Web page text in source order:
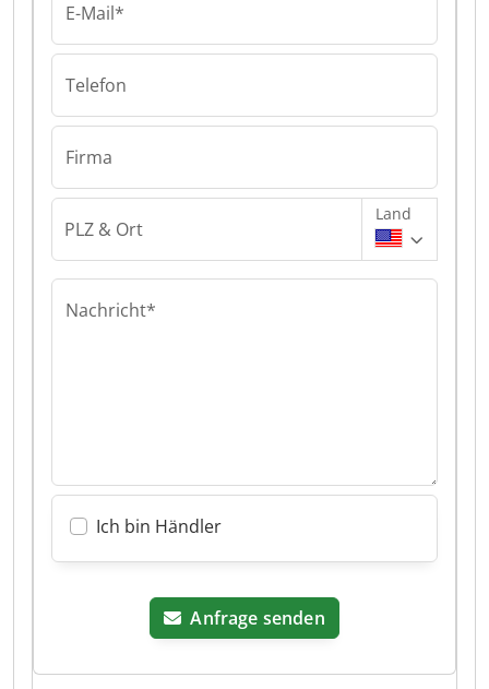
E-Mail*
Telefon
Firma
PLZ & Ort
Land
Nachricht*
Ich bin Händler
Anfrage senden